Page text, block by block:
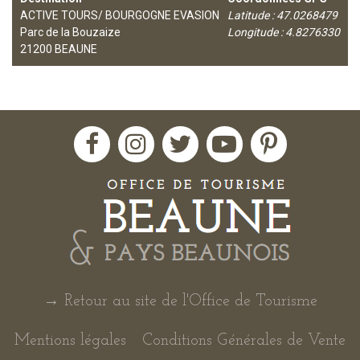
ACTIVE TOURS/ BOURGOGNE EVASION
Parc de la Bouzaize
21200 BEAUNE
Latitude : 47.0268479
Longitude : 4.8276330
→ Retour au site de l'Office de Tourisme
Mentions légales Conditions Générales de Vente